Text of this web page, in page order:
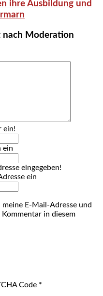
ihre Ausbildung und
nach Moderation
ein!
ein
eingegeben!
ein
E-Mail-Adresse und
in diesem
Code *